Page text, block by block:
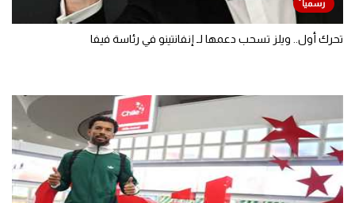
تحرك أول.. ويلز تسحب دعمها لـ إنفانتينو في رئاسة فيفا